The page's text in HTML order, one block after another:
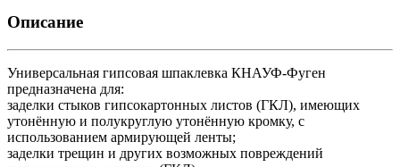
Описание
Универсальная гипсовая шпаклевка КНАУФ-Фуген
предназначена для:
заделки стыков гипсокартонных листов (ГКЛ), имеющих
утонённую и полукруглую утонённую кромку, с
использованием армирующей ленты;
заделки трещин и других возможных повреждений